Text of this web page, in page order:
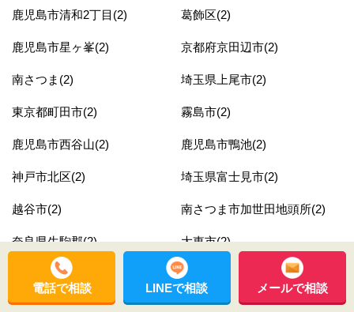
鹿児島市清和2丁目(2) 葛飾区(2)
鹿児島市星ヶ峯(2) 京都府京田辺市(2)
南さつま(2) 埼玉県上尾市(2)
東京都町田市(2) 霧島市(2)
鹿児島市西谷山(2) 鹿児島市鴨池(2)
神戸市北区(2) 埼玉県富士見市(2)
越谷市(2) 南さつま市加世田地頭所(2)
奈良県生駒郡(2) 大東市(2)
鹿児島市谷山中央6丁目(2) 埼玉県新座市(2)
鹿児島市明和(2) 薩摩川内市(2)
電話で相談 LINEで相談 メールで相談